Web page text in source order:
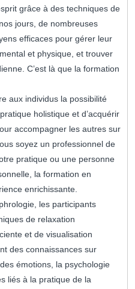
grâce à des techniques de
jours, de nombreuses
efficaces pour gérer leur
et physique, et trouver
C’est là que la formation
aux individus la possibilité
holistique et d’acquérir
accompagner les autres sur
soyez un professionnel de
pratique ou une personne
la formation en
enrichissante.
les participants
de relaxation
et de visualisation
des connaissances sur
émotions, la psychologie
liés à la pratique de la